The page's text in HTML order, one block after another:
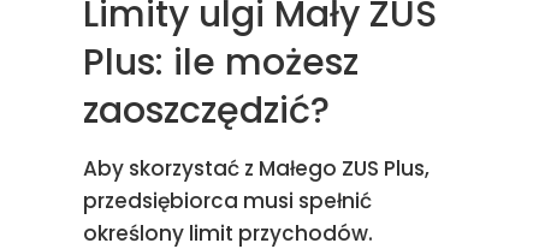
Limity ulgi Mały ZUS
Plus: ile możesz
zaoszczędzić?
Aby skorzystać z Małego ZUS Plus,
przedsiębiorca musi spełnić
określony limit przychodów.